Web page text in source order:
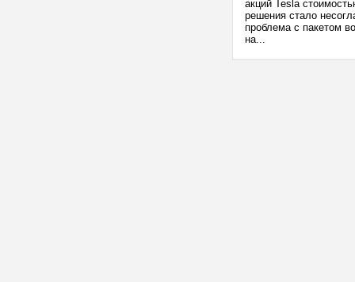
акций Tesla
решения стало
проблема с пакетом
на...